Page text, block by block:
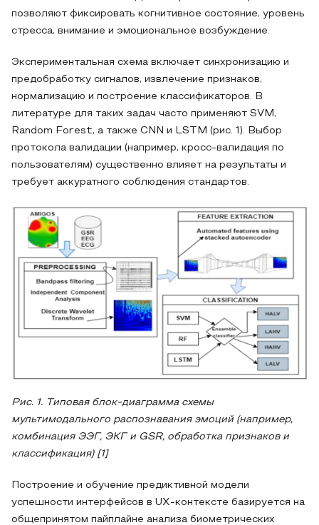
позволяют фиксировать когнитивное состояние, уровень
стресса, внимание и эмоциональное возбуждение.
Экспериментальная схема включает синхронизацию и
предобработку сигналов, извлечение признаков,
нормализацию и построение классификаторов. В
литературе для таких задач часто применяют SVM,
Random Forest, а также CNN и LSTM (рис. 1). Выбор
протокола валидации (например, кросс-валидация по
пользователям) существенно влияет на результаты и
требует аккуратного соблюдения стандартов.
Рис. 1. Типовая блок-диаграмма схемы
мультимодального распознавания эмоций (например,
комбинация ЭЭГ, ЭКГ и GSR, обработка признаков и
классификация) [1]
Построение и обучение предиктивной модели
успешности интерфейсов в UX-контексте базируется на
общепринятом пайплайне анализа биометрических